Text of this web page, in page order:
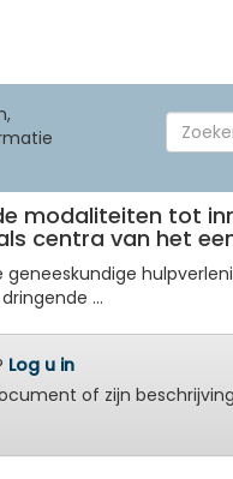
de modaliteiten tot
centra van het
...
Log u in
of zijn